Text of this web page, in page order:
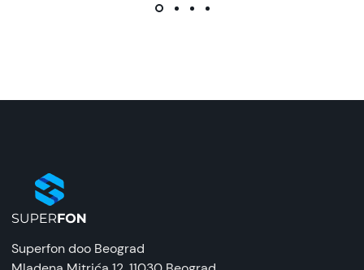
Superfon doo Beograd